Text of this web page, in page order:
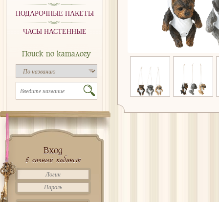
ПОДАРОЧНЫЕ ПАКЕТЫ
ЧАСЫ НАСТЕННЫЕ
Поиск по каталогу
Вход
в личный кабинет